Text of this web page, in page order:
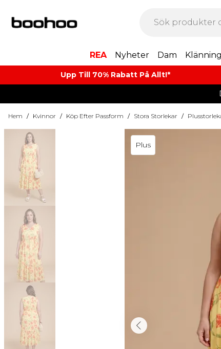
REA Nyheter Dam
Upp Till 70% Rabatt På Allt!*
Hem / Kvinnor / Köp Efter Passform / Stora Storlekar /
Plus